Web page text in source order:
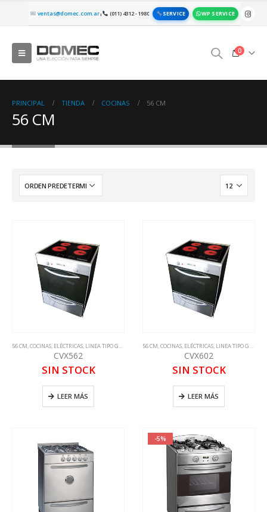
ventas@domec.com.ar| (011) 4312 - 1980 SERVICE WP SERVICE
0
PRINCIPAL TIENDA COCINAS 56 CM
56 CM
56 CM,COCINAS, ELÉCTRICAS, LINEA TIPO GASTRONOMICA
CVX562
SIN STOCK
LEER MÁS
56 CM,COCINAS, ELÉCTRICAS, LINEA TIPO GASTRONOMICA
CVX602
SIN STOCK
LEER MÁS
-5%